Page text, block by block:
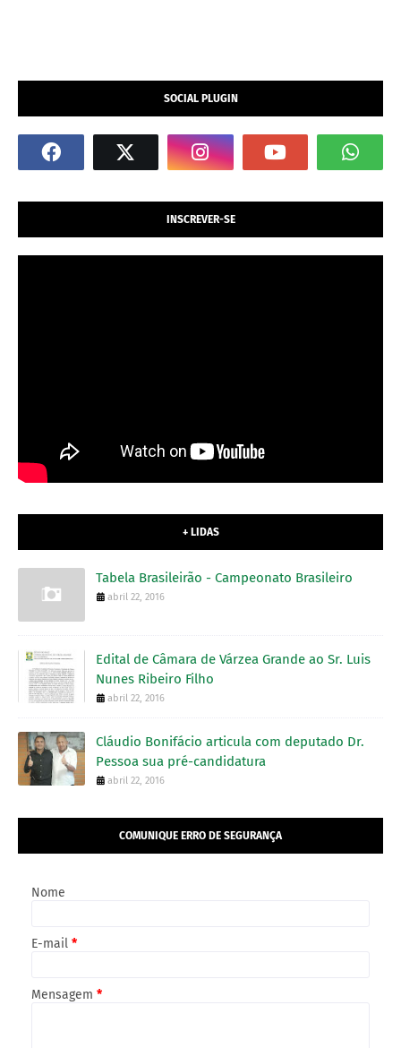
SOCIAL PLUGIN
INSCREVER-SE
+ LIDAS
Tabela Brasileirão - Campeonato Brasileiro
abril 22, 2016
Edital de Câmara de Várzea Grande ao Sr. Luis
Nunes Ribeiro Filho
abril 22, 2016
Cláudio Bonifácio articula com deputado Dr.
Pessoa sua pré-candidatura
abril 22, 2016
COMUNIQUE ERRO DE SEGURANÇA
Nome
E-mail *
Mensagem *